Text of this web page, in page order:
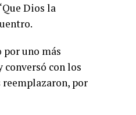
Dios la
uno más
con los
reemplazaron, por